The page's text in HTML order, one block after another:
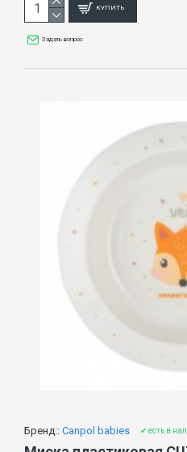
КУПИТЬ
Задать вопрос
Бренд:: Canpol babies ✔ есть в